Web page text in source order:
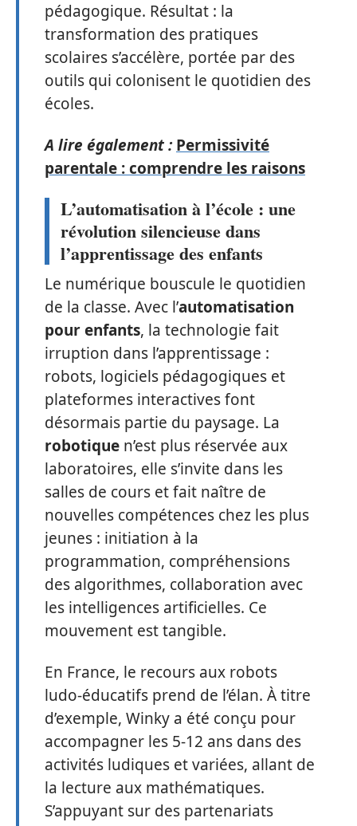
pédagogique. Résultat : la
transformation des pratiques
scolaires s’accélère, portée par des
outils qui colonisent le quotidien des
écoles.
A lire également : Permissivité
parentale : comprendre les raisons
L’automatisation à l’école : une
révolution silencieuse dans
l’apprentissage des enfants
Le numérique bouscule le quotidien
de la classe. Avec l’automatisation
pour enfants, la technologie fait
irruption dans l’apprentissage :
robots, logiciels pédagogiques et
plateformes interactives font
désormais partie du paysage. La
robotique n’est plus réservée aux
laboratoires, elle s’invite dans les
salles de cours et fait naître de
nouvelles compétences chez les plus
jeunes : initiation à la
programmation, compréhensions
des algorithmes, collaboration avec
les intelligences artificielles. Ce
mouvement est tangible.
En France, le recours aux robots
ludo-éducatifs prend de l’élan. À titre
d’exemple, Winky a été conçu pour
accompagner les 5-12 ans dans des
activités ludiques et variées, allant de
la lecture aux mathématiques.
S’appuyant sur des partenariats